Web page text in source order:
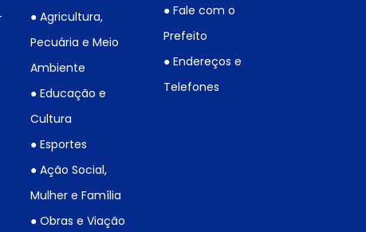
● Agricultura,
Pecuária e Meio
Ambiente
● Educação e
Cultura
● Esportes
● Ação Social,
Mulher e Família
● Obras e Viação
● Fale com o
Prefeito
● Endereços e
Telefones